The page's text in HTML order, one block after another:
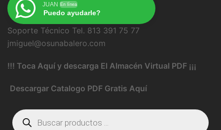
JUAN En línea
Puedo ayudarle?
Soporte Técnico Tel. 813 391 75 77
jmiguel@osunabalero.com
!!! Toca Aquí y descarga El Almacén Virtual PDF ¡¡¡
Descargar Catalogo PDF Gratis Aquí
Búsqueda
de